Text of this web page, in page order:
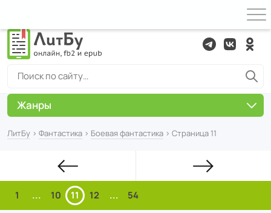
ЛитБу › Фантастика › Боевая фантастика › Страница 11
1 ... 10 11 12 ... 54
Жанры